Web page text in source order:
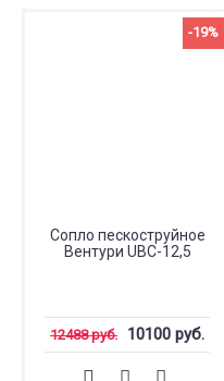
-19%
Сопло пескоструйное
Вентури UBC-12,5
12488 руб. 10100 руб.